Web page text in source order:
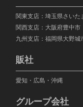
関東支店：埼玉県さいた
関西支店：大阪府豊中市
九州支店：福岡県大野城
販社
愛知・広島・沖縄
グループ会社